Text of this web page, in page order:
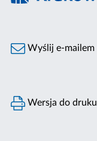
Wyślij e-mailem
Wersja do druku